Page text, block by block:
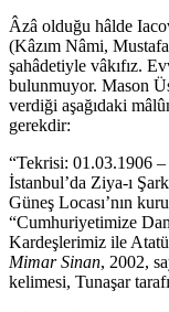
Âzâ olduğu hâlde
(Kâzım Nâmi,
şahâdetiyle vâkıfız.
bulunmuyor. Mason
verdiği aşağıdaki
gerekdir:
“Tekrisi: 01.03.1906
İstanbul’da Ziya-ı
Güneş Locası’nın
“Cumhuriyetimize
Kardeşlerimiz ile
Mimar Sinan, 2002,
kelimesi, Tunaşar